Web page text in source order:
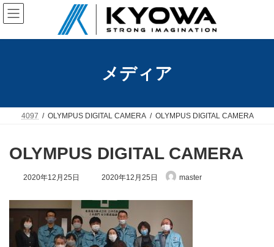
コ
ン
テ
ン
ナ
ビ
ゲ
ー
メディア
4097 OLYMPUS DIGITAL CAMERA OLYMPUS DIGITAL CAMERA
OLYMPUS DIGITAL CAMERA
2020年12月25日
最
新
日
:
2020年12月25日 master